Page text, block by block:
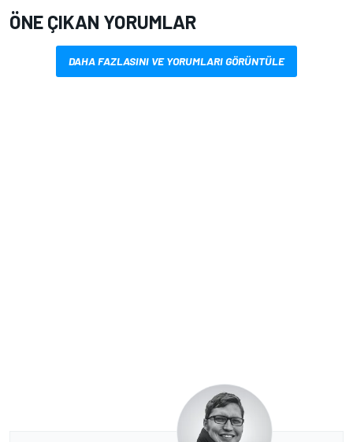
ÖNE ÇIKAN YORUMLAR
DAHA FAZLASINI VE YORUMLARI GÖRÜNTÜLE